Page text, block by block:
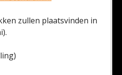
zullen plaatsvinden in